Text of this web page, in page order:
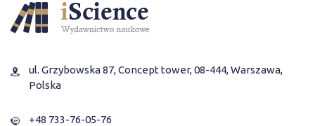
ul. Grzybowska 87, Concept tower, 08-444, Warszawa,
Polska
+48 733-76-05-76